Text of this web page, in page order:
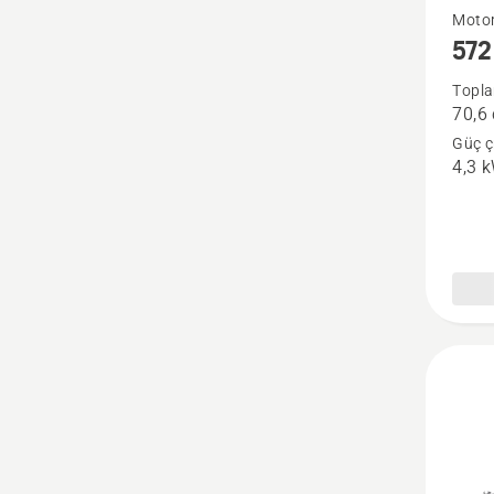
572
daha
fazla
ayrıntı
görün
70,6
Güç
4,3